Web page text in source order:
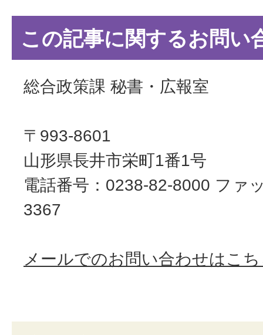
この記事に関するお問い
総合政策課 秘書・広報室
〒993-8601
山形県長井市栄町1番1号
電話番号：0238-82-8000 ファ
3367
メールでのお問い合わせはこ